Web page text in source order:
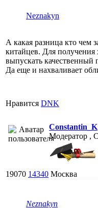
Neznakyn
А какая разница кто чем
китайцев. Для
выпускать качественный
Да еще и нахваливает
Нравится DNK
Constantin_K
Модератор ,
19070 14340 Москва
Neznakyn